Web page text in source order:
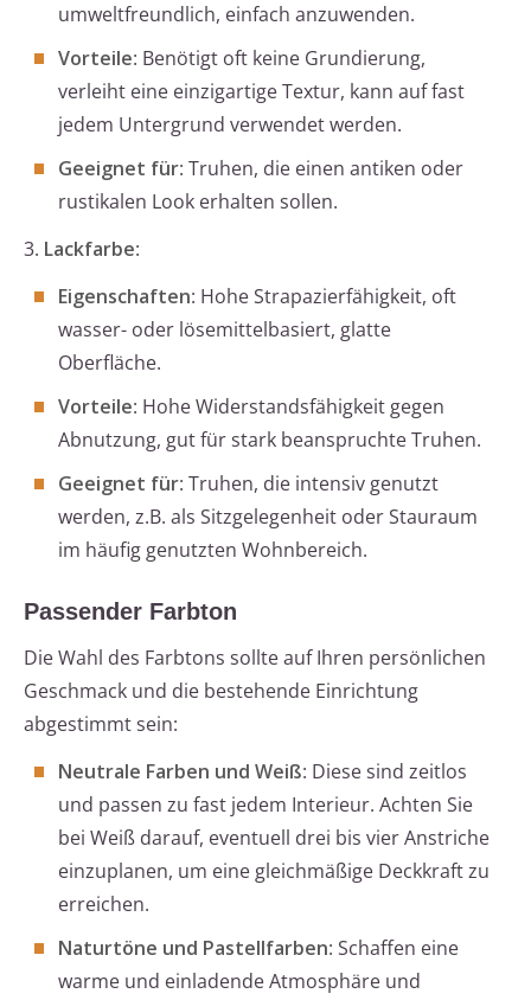
umweltfreundlich, einfach anzuwenden.
Vorteile: Benötigt oft keine Grundierung,
verleiht eine einzigartige Textur, kann auf fast
jedem Untergrund verwendet werden.
Geeignet für: Truhen, die einen antiken oder
rustikalen Look erhalten sollen.
3. Lackfarbe:
Eigenschaften: Hohe Strapazierfähigkeit, oft
wasser- oder lösemittelbasiert, glatte
Oberfläche.
Vorteile: Hohe Widerstandsfähigkeit gegen
Abnutzung, gut für stark beanspruchte Truhen.
Geeignet für: Truhen, die intensiv genutzt
werden, z.B. als Sitzgelegenheit oder Stauraum
im häufig genutzten Wohnbereich.
Passender Farbton
Die Wahl des Farbtons sollte auf Ihren persönlichen
Geschmack und die bestehende Einrichtung
abgestimmt sein:
Neutrale Farben und Weiß: Diese sind zeitlos
und passen zu fast jedem Interieur. Achten Sie
bei Weiß darauf, eventuell drei bis vier Anstriche
einzuplanen, um eine gleichmäßige Deckkraft zu
erreichen.
Naturtöne und Pastellfarben: Schaffen eine
warme und einladende Atmosphäre und